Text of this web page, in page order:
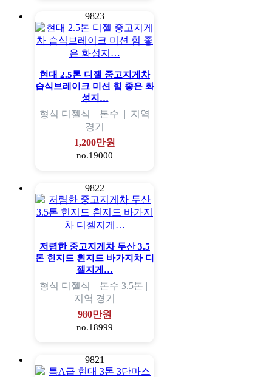
9823
현대 2.5톤 디젤 중고지게차
습식브레이크 미션 힘 좋은 화
성지…
형식 디젤식 | 톤수 | 지역
경기
1,200만원
no.19000
9822
저렴한 중고지게차 두산 3.5
톤 힌지드 흰지드 바가지차 디
젤지게…
형식 디젤식 | 톤수 3.5톤 |
지역 경기
980만원
no.18999
9821